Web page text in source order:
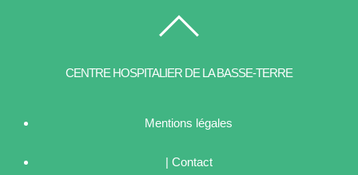
CENTRE HOSPITALIER DE LA BASSE-TERRE
Mentions légales
| Contact